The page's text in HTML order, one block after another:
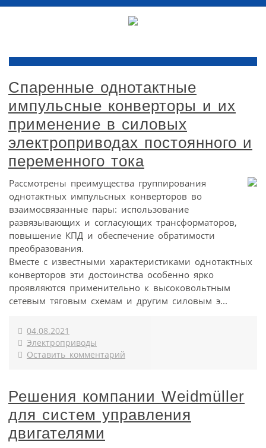
Спаренные однотактные
импульсные конверторы и их
применение в силовых
электроприводах постоянного и
переменного тока
Рассмотрены преимущества группирования
однотактных импульсных конверторов во
взаимосвязанные пары: использование
развязывающих и согласующих трансформаторов,
повышение КПД и обеспечение обратимости
преобразования.
Вместе с известными характеристиками однотактных
конверторов эти достоинства особенно ярко
проявляются применительно к высоковольтным
сетевым тяговым схемам и другим силовым э...
04.08.2021
Электроприводы
Оставить комментарий
Решения компании Weidmüller
для систем управления
двигателями